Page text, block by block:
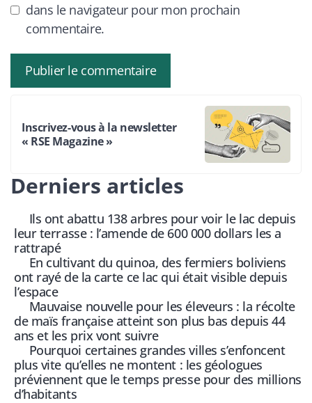
dans le navigateur pour mon prochain
commentaire.
Inscrivez-vous à la newsletter
« RSE Magazine »
Derniers articles
Ils ont abattu 138 arbres pour voir le lac depuis
leur terrasse : l’amende de 600 000 dollars les a
rattrapé
En cultivant du quinoa, des fermiers boliviens
ont rayé de la carte ce lac qui était visible depuis
l’espace
Mauvaise nouvelle pour les éleveurs : la récolte
de maïs française atteint son plus bas depuis 44
ans et les prix vont suivre
Pourquoi certaines grandes villes s’enfoncent
plus vite qu’elles ne montent : les géologues
préviennent que le temps presse pour des millions
d’habitants